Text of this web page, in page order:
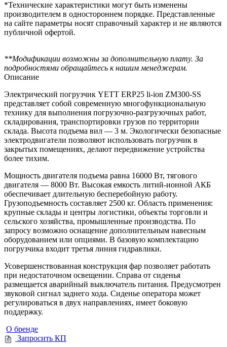
*Технические характеристики могут быть изменены
производителем в одностороннем порядке. Представленные
на сайте параметры носят справочный характер и не являются
публичной офертой.
**Модификации возможны за дополнительную плату. За
подробностями обращайтесь к нашим менеджерам.
Описание
Электрический погрузчик YETT ERP25 li-ion ZM300-SS
представляет собой современную многофункциональную
технику для выполнения погрузочно-разгрузочных работ,
складирования, транспортировки грузов по территории
склада. Высота подъема вил — 3 м. Экологически безопасные
электродвигатели позволяют использовать погрузчик в
закрытых помещениях, делают передвижение устройства
более тихим.
Мощность двигателя подъема равна 16000 Вт, тягового
двигателя — 8000 Вт. Высокая емкость литий-ионной АКБ
обеспечивает длительную бесперебойную работу.
Грузоподъемность составляет 2500 кг. Область применения:
крупные склады и центры логистики, объекты торговли и
сельского хозяйства, промышленные производства. По
запросу возможно оснащение дополнительным навесным
оборудованием или опциями. В базовую комплектацию
погрузчика входит третья линия гидравлики.
Усовершенствованная конструкция фар позволяет работать
при недостаточном освещении. Справа от сиденья
размещается аварийный выключатель питания. Предусмотрен
звуковой сигнал заднего хода. Сиденье оператора может
регулироваться в двух направлениях, имеет боковую
поддержку.
О бренде
Запросить КП